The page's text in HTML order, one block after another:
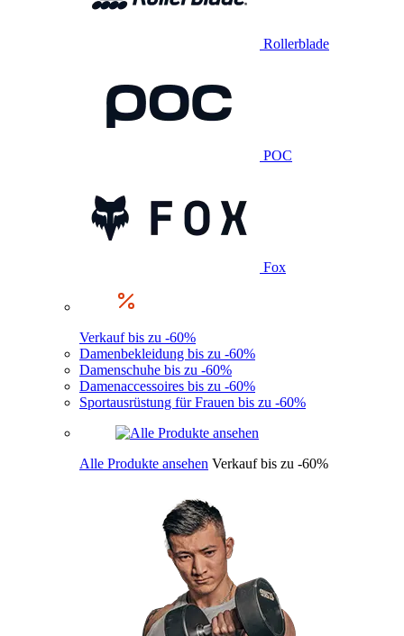
Rollerblade
POC
Fox
Verkauf bis zu -60%
Damenbekleidung bis zu -60%
Damenschuhe bis zu -60%
Damenaccessoires bis zu -60%
Sportausrüstung für Frauen bis zu -60%
Alle Produkte ansehen Verkauf bis zu -60%